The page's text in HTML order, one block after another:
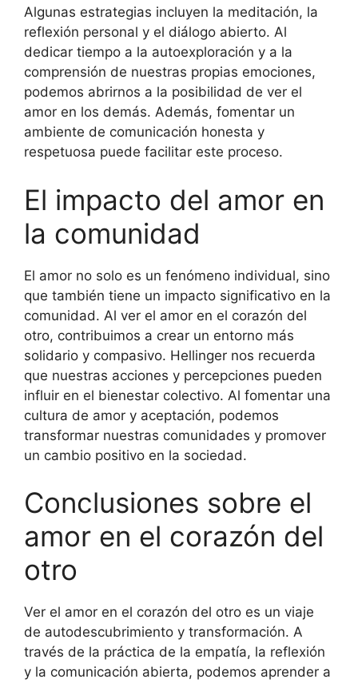
Algunas estrategias incluyen la meditación, la
reflexión personal y el diálogo abierto. Al
dedicar tiempo a la autoexploración y a la
comprensión de nuestras propias emociones,
podemos abrirnos a la posibilidad de ver el
amor en los demás. Además, fomentar un
ambiente de comunicación honesta y
respetuosa puede facilitar este proceso.
El impacto del amor en
la comunidad
El amor no solo es un fenómeno individual, sino
que también tiene un impacto significativo en la
comunidad. Al ver el amor en el corazón del
otro, contribuimos a crear un entorno más
solidario y compasivo. Hellinger nos recuerda
que nuestras acciones y percepciones pueden
influir en el bienestar colectivo. Al fomentar una
cultura de amor y aceptación, podemos
transformar nuestras comunidades y promover
un cambio positivo en la sociedad.
Conclusiones sobre el
amor en el corazón del
otro
Ver el amor en el corazón del otro es un viaje
de autodescubrimiento y transformación. A
través de la práctica de la empatía, la reflexión
y la comunicación abierta, podemos aprender a